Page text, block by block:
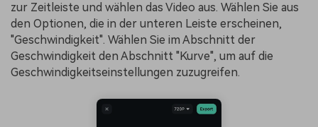
zur Zeitleiste und wählen das Video aus. Wählen Sie aus
den Optionen, die in der unteren Leiste erscheinen,
"Geschwindigkeit". Wählen Sie im Abschnitt der
Geschwindigkeit den Abschnitt "Kurve", um auf die
Geschwindigkeitseinstellungen zuzugreifen.